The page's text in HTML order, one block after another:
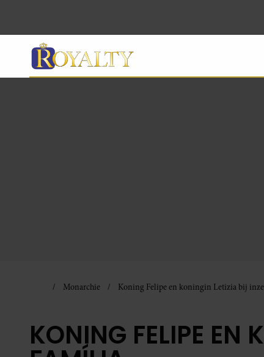
Monarchie Koning Felipe en koningin Letizia bij
KONING FELIPE EN